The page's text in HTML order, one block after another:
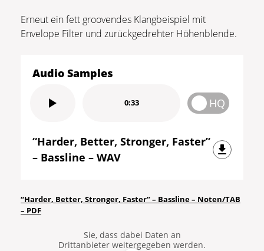
Erneut ein fett groovendes Klangbeispiel mit
Envelope Filter und zurückgedrehter Höhenblende.
Audio Samples
0:33 HQ
“Harder, Better, Stronger, Faster”
– Bassline – WAV
“Harder, Better, Stronger, Faster” – Bassline – Noten/TAB
– PDF
Platzhalterinhalt vonYouTube
. Um
auf den eigentlichen Inhalt
Sie, dass dabei Daten an
Drittanbieter weitergegeben werden.